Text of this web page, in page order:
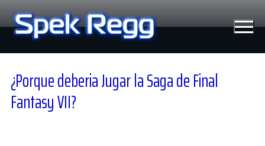
al
contenido
¿Porque deberia Jugar la Saga de Final
Fantasy VII?